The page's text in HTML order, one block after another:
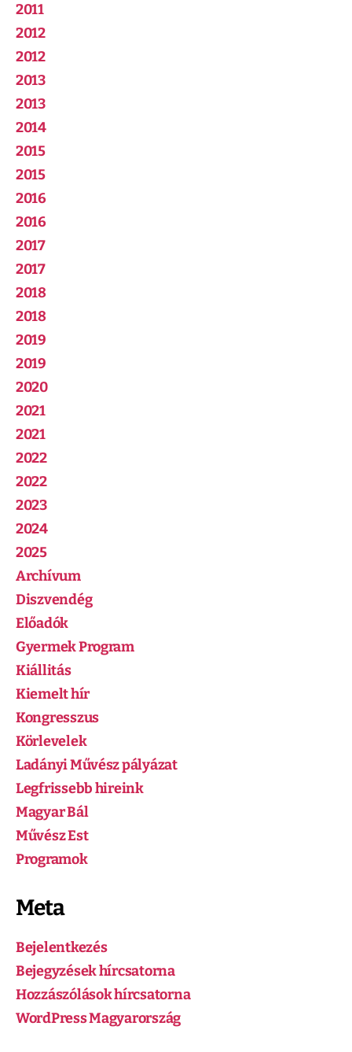
2011
2012
2012
2013
2013
2014
2015
2015
2016
2016
2017
2017
2018
2018
2019
2019
2020
2021
2021
2022
2022
2023
2024
2025
Archívum
Diszvendég
Előadók
Gyermek Program
Kiállitás
Kiemelt hír
Kongresszus
Körlevelek
Ladányi Művész pályázat
Legfrissebb hireink
Magyar Bál
Művész Est
Programok
Meta
Bejelentkezés
Bejegyzések hírcsatorna
Hozzászólások hírcsatorna
WordPress Magyarország